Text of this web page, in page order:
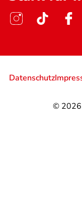
© 2026
Datenschutz